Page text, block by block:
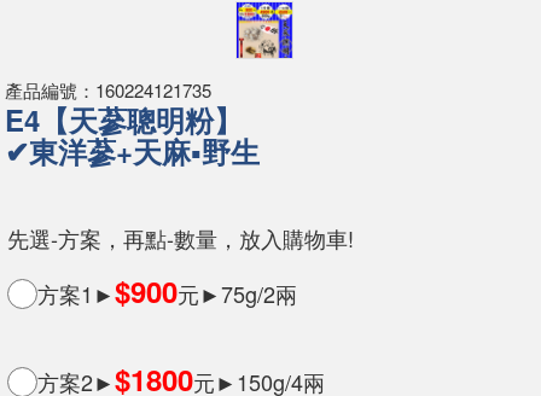
產品編號：160224121735
E4【天蔘聰明粉】
✔東洋蔘+天麻▪野生
先選-方案，再點-數量，放入購物車!
方案1►$900元►75g/2兩
方案2►$1800元►150g/4兩